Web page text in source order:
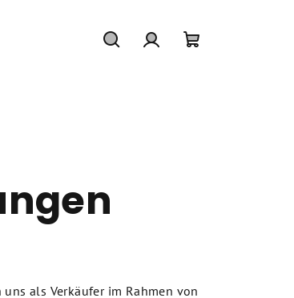
als Verkäufer im Rahmen von